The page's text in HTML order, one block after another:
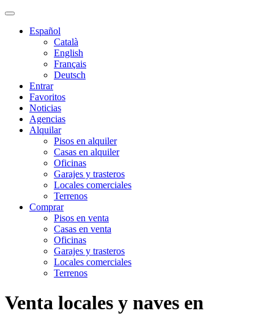
Español
Català
English
Français
Deutsch
Entrar
Favoritos
Noticias
Agencias
Alquilar
Pisos en alquiler
Casas en alquiler
Oficinas
Garajes y trasteros
Locales comerciales
Terrenos
Comprar
Pisos en venta
Casas en venta
Oficinas
Garajes y trasteros
Locales comerciales
Terrenos
Venta locales y naves en